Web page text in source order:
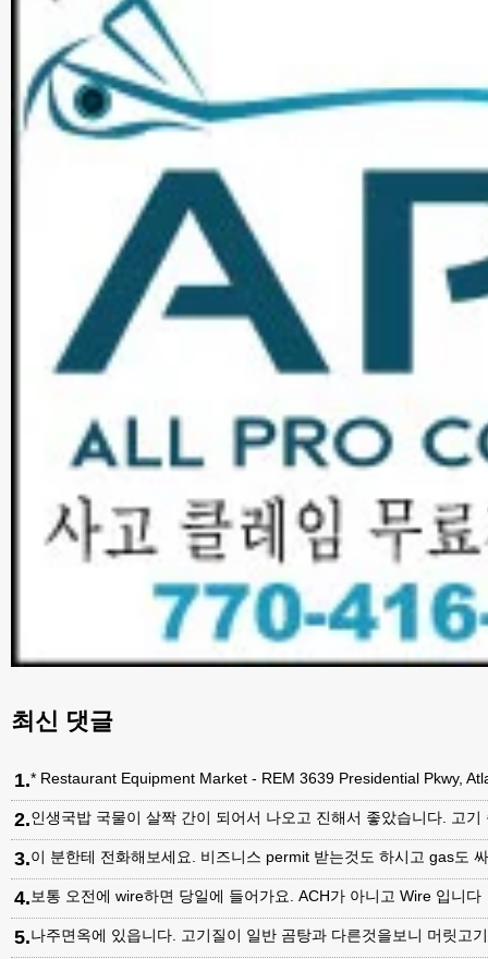
최신 댓글
1.* Restaurant Equipment Market - REM 3639 Presidential Pkwy,
2.인생국밥 국물이 살짝 간이 되어서 나오고 진해서 좋았습니다. 고
3.이 분한테 전화해보세요. 비즈니스 permit 받는것도 하시고 gas도
4.보통 오전에 wire하면 당일에 들어가요. ACH가 아니고 Wire 입니다
5.나주면옥에 있읍니다. 고기질이 일반 곰탕과 다른것을보니 머릿고